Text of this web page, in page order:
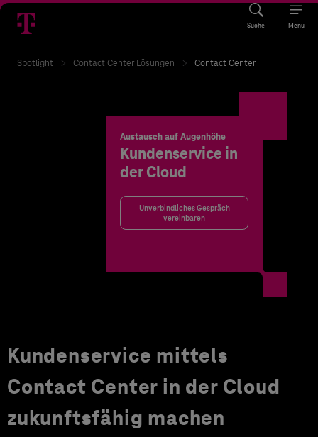
Suche Menü
Spotlight Contact Center Lösungen Contact Center
Austausch auf Augenhöhe
Kundenservice in
der Cloud
Unverbindliches Gespräch
vereinbaren
Kundenservice mittels
Contact Center in der Cloud
zukunftsfähig machen